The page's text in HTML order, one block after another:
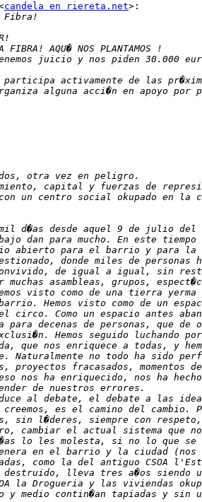
candela en riereta.net>: